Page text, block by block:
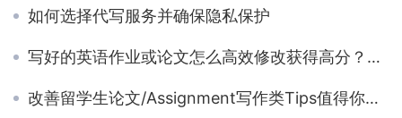
如何选择代写服务并确保隐私保护
写好的英语作业或论文怎么高效修改获得高分？论文修改检查流程介绍
改善留学生论文/Assignment写作类Tips值得你花时间阅读